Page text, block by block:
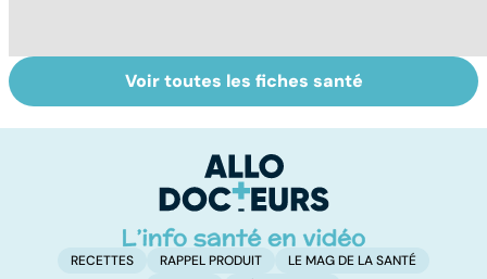
Le TDAH, un
trouble de
hyperactivité
Violences
sexuelles :
remettre ?
Voir toutes les fiches santé
RECETTES RAPPEL PRODUIT
LE MAG DE LA SANTÉ